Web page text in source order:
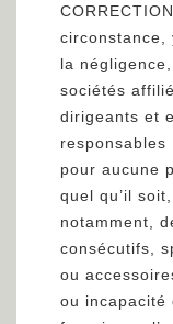
circonstance,
la
sociétés
dirigeants et
responsables
pour aucune
quel qu’il
notamment,
consécutifs,
ou
ou incapacité